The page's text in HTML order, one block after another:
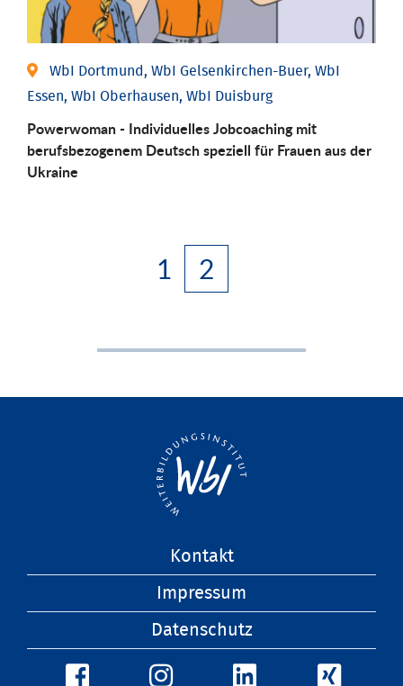
WbI Dortmund, WbI Gelsenkirchen-Buer, WbI
Essen, WbI Oberhausen, WbI Duisburg
Powerwoman - Individuelles Jobcoaching mit
berufsbezogenem Deutsch speziell für Frauen aus der
Ukraine
1 2
Kontakt
Impressum
Datenschutz